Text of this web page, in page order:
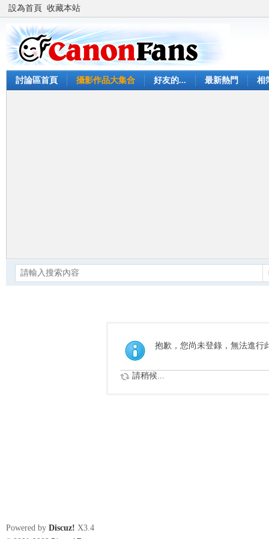
設為首頁 收藏本站
討論區首頁 攝影作品大集合 好友的... 最新熱門 相
抱歉，您尚未登錄，無法進行
請稍候...
Powered by Discuz! X3.4